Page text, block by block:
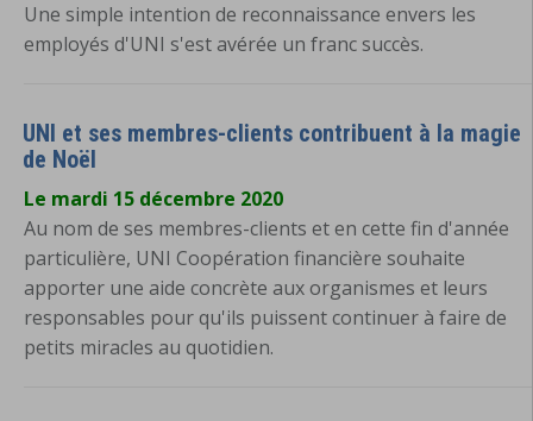
Une simple intention de reconnaissance envers les
employés d'UNI s'est avérée un franc succès.
UNI et ses membres-clients contribuent à la magie
de Noël
Le mardi 15 décembre 2020
Au nom de ses membres-clients et en cette fin d'année
particulière, UNI Coopération financière souhaite
apporter une aide concrète aux organismes et leurs
responsables pour qu'ils puissent continuer à faire de
petits miracles au quotidien.